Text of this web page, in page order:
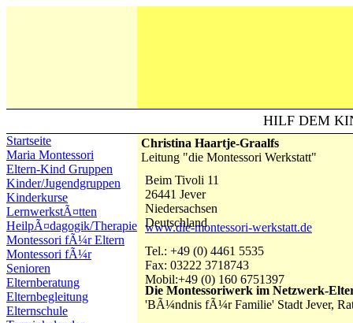
HILF DEM
Startseite
Maria Montessori
Eltern-Kind Gruppen
Kinder/Jugendgruppen
Kinderkurse
LernwerkstÃ¤tten
HeilpÃ¤dagogik/Therapie
Montessori fÃ¼r Eltern
Montessori fÃ¼r
Senioren
Elternberatung
Elternbegleitung
Elternschule
Beim Tivoli 11
26441 Jever
Niedersachsen
Deutschland
www.die-montessori-werkstatt.de
Christina Haartje-Graalfs
Leitung "die Montessori Werkstatt"
Tel.: +49 (0) 4461 5535
Fax: 03222 3718743
Mobil:+49 (0) 160 6751397
Die Montessoriwerk im Netzwerk-
'BÃ¼ndnis fÃ¼r Familie' Stadt Jever,